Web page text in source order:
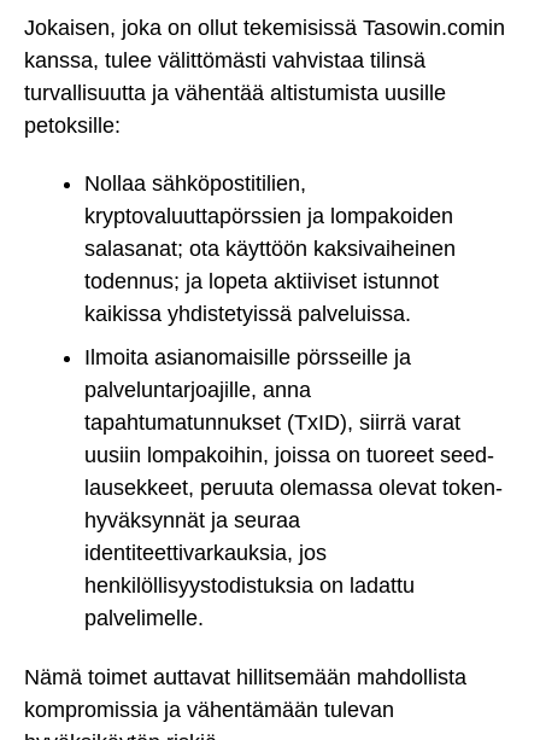
Jokaisen, joka on ollut tekemisissä Tasowin.comin
kanssa, tulee välittömästi vahvistaa tilinsä
turvallisuutta ja vähentää altistumista uusille
petoksille:
Nollaa sähköpostitilien,
kryptovaluuttapörssien ja lompakoiden
salasanat; ota käyttöön kaksivaiheinen
todennus; ja lopeta aktiiviset istunnot
kaikissa yhdistetyissä palveluissa.
Ilmoita asianomaisille pörsseille ja
palveluntarjoajille, anna
tapahtumatunnukset (TxID), siirrä varat
uusiin lompakoihin, joissa on tuoreet seed-
lausekkeet, peruuta olemassa olevat token-
hyväksynnät ja seuraa
identiteettivarkauksia, jos
henkilöllisyystodistuksia on ladattu
palvelimelle.
Nämä toimet auttavat hillitsemään mahdollista
kompromissia ja vähentämään tulevan